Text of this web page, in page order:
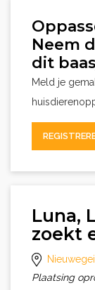
Neem
dit
Meld je
Luna,
zoekt
Plaatsing